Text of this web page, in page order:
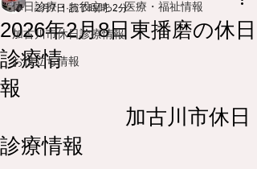
休日診療・お役立ち、医療・福祉情報
加古川市休日診療情報
お役立ち情報
2026年2月8日東播磨の休日
診療情
報
加古川市休日
診療情報
2月7日 読了時間: 2分